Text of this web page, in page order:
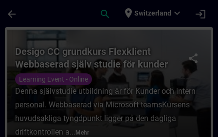
arrow_back search place Switzerland expand_more login
Kurs - Desigo CC grundkurs Flexklient
share
Desigo CC grundkurs Flexklient
Webbaserad själv studie för kunder
Learning Event - Online
Denna självstudie utbildning är för Kunder och intern
personal. Webbaserad via Microsoft teamsKursens
huvudsakliga tyngdpunkt ligger på den dagliga
driftkontrollen a... Mehr